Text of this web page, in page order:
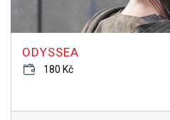
ODYSSEA
180 Kč